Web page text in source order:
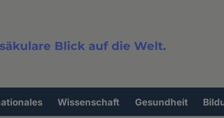
Blick auf die Welt.
Wissenschaft Gesundheit